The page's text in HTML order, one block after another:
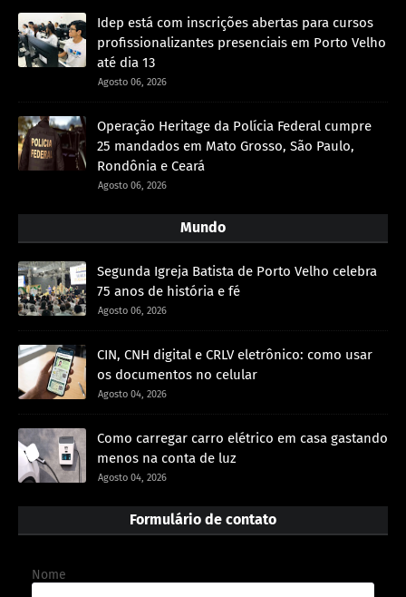
Idep está com inscrições abertas para cursos
profissionalizantes presenciais em Porto Velho
até dia 13
Agosto 06, 2026
Operação Heritage da Polícia Federal cumpre
25 mandados em Mato Grosso, São Paulo,
Rondônia e Ceará
Agosto 06, 2026
Mundo
Segunda Igreja Batista de Porto Velho celebra
75 anos de história e fé
Agosto 06, 2026
CIN, CNH digital e CRLV eletrônico: como usar
os documentos no celular
Agosto 04, 2026
Como carregar carro elétrico em casa gastando
menos na conta de luz
Agosto 04, 2026
Formulário de contato
Nome